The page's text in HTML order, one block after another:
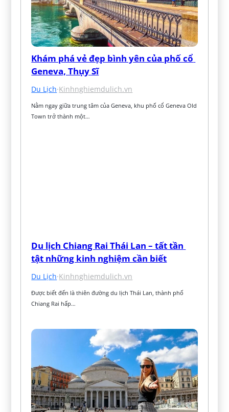
Khám phá vẻ đẹp bình yên của phố cổ
Geneva, Thụy Sĩ
Du Lịch·Kinhnghiemdulich.vn
Nằm ngay giữa trung tâm của Geneva, khu phố cổ Geneva Old
Town trở thành một…
Du lịch Chiang Rai Thái Lan – tất tần
tật những kinh nghiệm cần biết
Du Lịch·Kinhnghiemdulich.vn
Được biết đến là thiên đường du lịch Thái Lan, thành phố
Chiang Rai hấp…